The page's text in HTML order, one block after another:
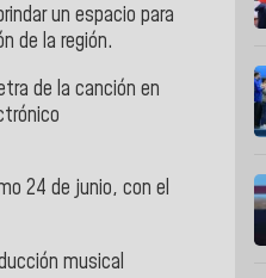
un espacio para
de la región.
de la canción en
24 de junio, con el
musical